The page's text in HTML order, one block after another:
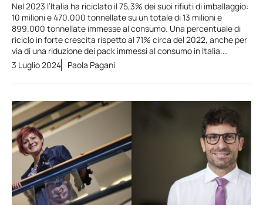
Nel 2023 l’Italia ha riciclato il 75,3% dei suoi rifiuti di imballaggio:
10 milioni e 470.000 tonnellate su un totale di 13 milioni e
899.000 tonnellate immesse al consumo. Una percentuale di
riciclo in forte crescita rispetto al 71% circa del 2022, anche per
via di una riduzione dei pack immessi al consumo in Italia.…
3 Luglio 2024
Paola Pagani